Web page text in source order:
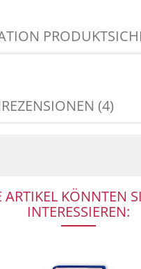
(4)
ARTIKEL KÖNNTEN
INTERESSIEREN: